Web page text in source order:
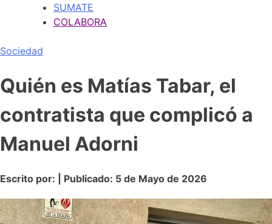
SUMATE
COLABORA
Sociedad
Quién es Matías Tabar, el
contratista que complicó a
Manuel Adorni
Escrito por: | Publicado: 5 de Mayo de 2026